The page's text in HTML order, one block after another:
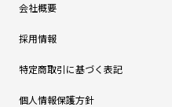
会社概要
採用情報
特定商取引に基づく表記
個人情報保護方針